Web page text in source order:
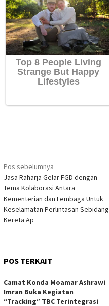
Navigasi
pos
Pos sebelumnya
Jasa Raharja Gelar FGD dengan
Tema Kolaborasi Antara
Kementerian dan Lembaga Untuk
Keselamatan Perlintasan Sebidang
Kereta Ap
POS TERKAIT
Camat Konda Moamar Ashrawi
Imran Buka Kegiatan
“Tracking” TBC Terintegrasi